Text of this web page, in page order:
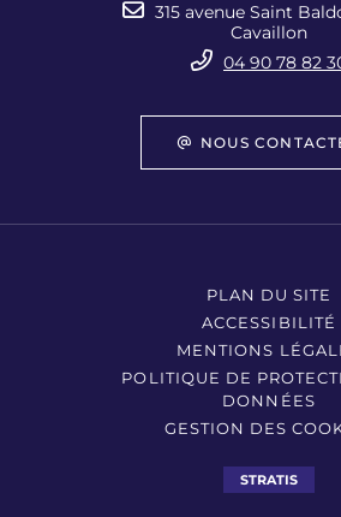
315 avenue Saint
Cavaillon
04 90 78 82
NOUS
PLAN DU SITE
ACCESSIBILITÉ
MENTIONS
POLITIQUE DE
DONNÉES
GESTION DES
STRATIS